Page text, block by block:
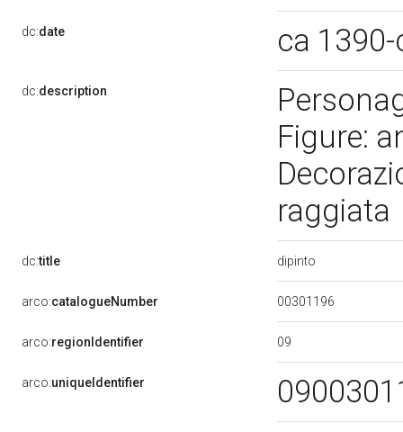
dc:date ca
dc:description
Figure:
raggiata
dc:title dipinto
arco:catalogueNumber 00301196
arco:regionIdentifier 09
arco:uniqueIdentifier